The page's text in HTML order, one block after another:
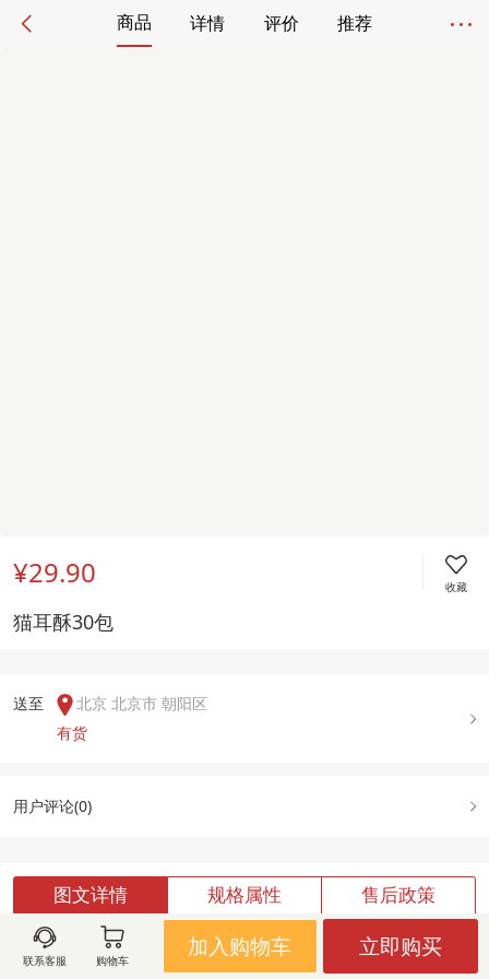
商品 详情 评价 推荐
¥29.90 收藏
猫耳酥30包
送至
北京 北京市 朝阳区
有货
用户评论(0)
图文详情 规格属性 售后政策
联系客服 购物车
加入购物车 立即购买